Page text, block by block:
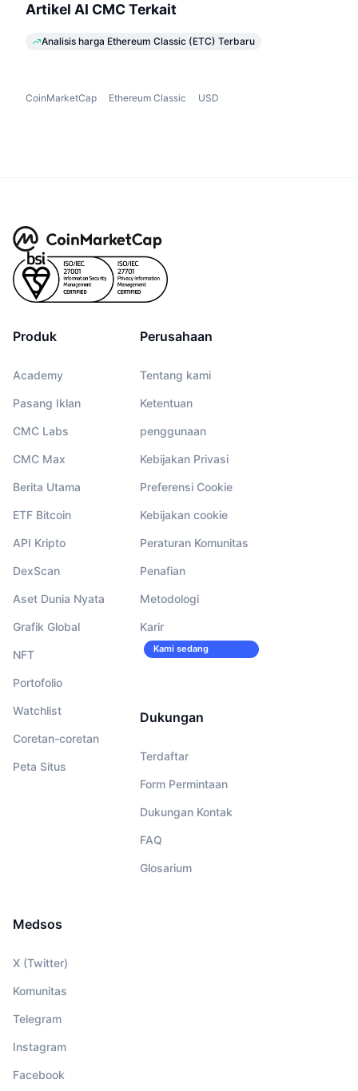
Artikel AI CMC Terkait
Analisis harga Ethereum Classic (ETC) Terbaru
CoinMarketCap Ethereum Classic USD
Produk
Academy
Pasang Iklan
CMC Labs
CMC Max
Berita Utama
ETF Bitcoin
API Kripto
DexScan
Aset Dunia Nyata
Grafik Global
NFT
Portofolio
Watchlist
Coretan-coretan
Peta Situs
Perusahaan
Tentang kami
Ketentuan
penggunaan
Kebijakan Privasi
Preferensi Cookie
Kebijakan cookie
Peraturan Komunitas
Penafian
Metodologi
Karir
Kami sedang
merekrut!
Dukungan
Terdaftar
Form Permintaan
Dukungan Kontak
FAQ
Glosarium
Medsos
X (Twitter)
Komunitas
Telegram
Instagram
Facebook